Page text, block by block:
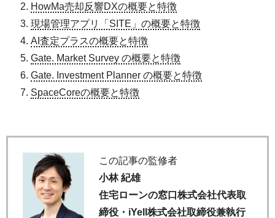
HowMa売却反響DXの概要と特徴
現場管理アプリ「SITE」の概要と特徴
AI査定プラスの概要と特徴
Gate. Market Survey の概要と特徴
Gate. Investment Planner の概要と特徴
SpaceCoreの概要と特徴
この記事の監修者
小林 紀雄
住宅ローンの窓口株式会社代表取
締役・iYell株式会社取締役兼執行